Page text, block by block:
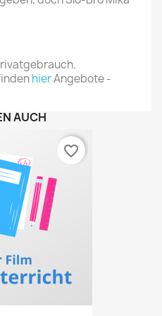
hierAngebote -
AUCH
favorite_border